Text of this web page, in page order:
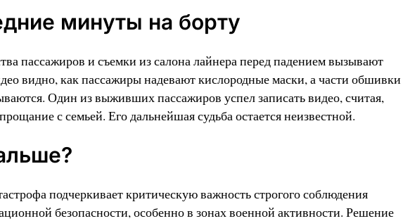
минуты на борту
пассажиров и съемки из салона лайнера перед падением вызывают
видно, как пассажиры надевают кислородные маски, а части обшивки
Один из выживших пассажиров успел записать видео, считая,
с семьей. Его дальнейшая судьба остается неизвестной.
подчеркивает критическую важность строгого соблюдения
безопасности, особенно в зонах военной активности. Решение